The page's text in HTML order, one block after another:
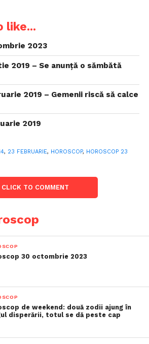
like...
2023
2019 – Se anunță o sămbătă
2019 – Gemenii riscă să calce
2019
, 23 FEBRUARIE, HOROSCOP, HOROSCOP 23
CLICK TO COMMENT
30 octombrie 2023
de weekend: două zodii ajung în
disperării, totul se dă peste cap